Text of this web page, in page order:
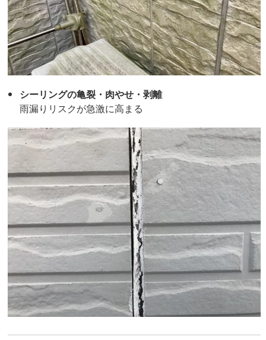
シーリングの亀裂・肉やせ・剥離
雨漏りリスクが急激に高まる